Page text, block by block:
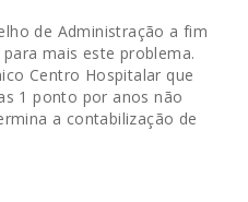
de Administração a fim
mais este problema.
Centro Hospitalar que
1 ponto por anos não
a contabilização de